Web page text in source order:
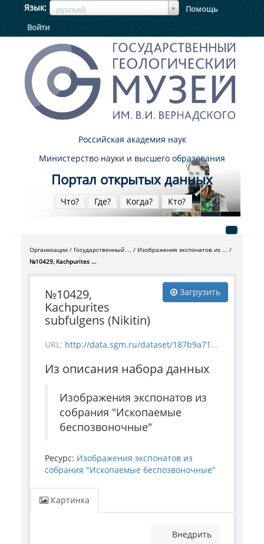
Язык русский
ЯзыкЯзык
Помощь
Войти
Российская академия наук
Министерство науки и высшего образования
Портал открытых данных
Что? Где? Когда? Кто?
Организации Государственный ...
Изображения экспонатов из ...
№10429, Kachpurites ...
Загрузить
№10429,
Kachpurites
subfulgens (Nikitin)
URL: http://data.sgm.ru/dataset/187b9a71-4c85-43ec-99fe-080bdf792007/resource/5dbb8509-75ce-497f-9a53-6784a0e429ae/download/invertebrate_10429.jpg
Из описания набора данных
Изображения экспонатов из
собрания "Ископаемые
беспозвоночные"
Ресурс: Изображения экспонатов из
собрания "Ископаемые беспозвоночные"
Картинка
Внедрить